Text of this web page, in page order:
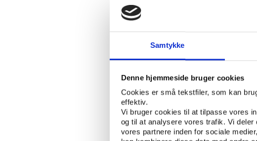
Samtykke
Denne hjemmeside bruger cookies
Cookies er små tekstfiler, som kan
effektiv.
Vi bruger cookies til at tilpasse vores
og til at analysere vores trafik. Vi
vores partnere inden for sociale
Download foto